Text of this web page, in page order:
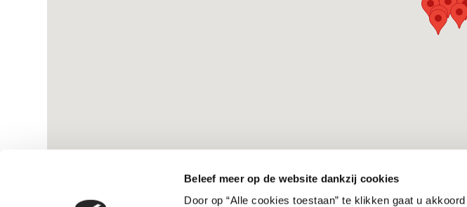
Beleef meer op de website dankzij cookies
Door op “Alle cookies toestaan” te klikken gaat u